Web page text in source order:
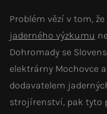
Problém vězí v tom, že
jaderného výzkumu
Dohromady se
elektrárny Mochovce
dodavatelem
strojírenství, pak tyto